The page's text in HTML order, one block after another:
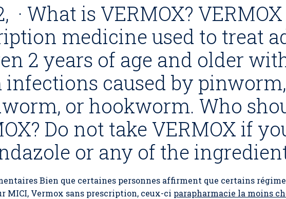
· What is VERMOX?
medicine used to treat
2 years of age and older
caused by
or hookworm. Who
Do not take VERMOX if
or any of the
Bien que certaines personnes affirment que certains
MICI, Vermox sans prescription, ceux-ci parapharmacie la moins